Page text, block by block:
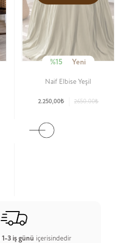
%15 Yeni
Naif Elbise Yeşil
2.250,00₺ 2650.00₺
1-3 iş günü içerisindedir